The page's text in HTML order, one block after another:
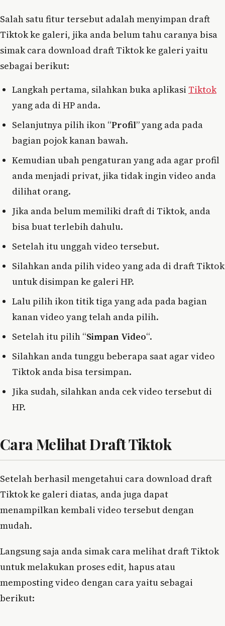
Salah satu fitur tersebut adalah menyimpan draft
Tiktok ke galeri, jika anda belum tahu caranya bisa
simak cara download draft Tiktok ke galeri yaitu
sebagai berikut:
Langkah pertama, silahkan buka aplikasi Tiktok
yang ada di HP anda.
Selanjutnya pilih ikon “Profil” yang ada pada
bagian pojok kanan bawah.
Kemudian ubah pengaturan yang ada agar profil
anda menjadi privat, jika tidak ingin video anda
dilihat orang.
Jika anda belum memiliki draft di Tiktok, anda
bisa buat terlebih dahulu.
Setelah itu unggah video tersebut.
Silahkan anda pilih video yang ada di draft Tiktok
untuk disimpan ke galeri HP.
Lalu pilih ikon titik tiga yang ada pada bagian
kanan video yang telah anda pilih.
Setelah itu pilih “Simpan Video“.
Silahkan anda tunggu beberapa saat agar video
Tiktok anda bisa tersimpan.
Jika sudah, silahkan anda cek video tersebut di
HP.
Cara Melihat Draft Tiktok
Setelah berhasil mengetahui cara download draft
Tiktok ke galeri diatas, anda juga dapat
menampilkan kembali video tersebut dengan
mudah.
Langsung saja anda simak cara melihat draft Tiktok
untuk melakukan proses edit, hapus atau
memposting video dengan cara yaitu sebagai
berikut: